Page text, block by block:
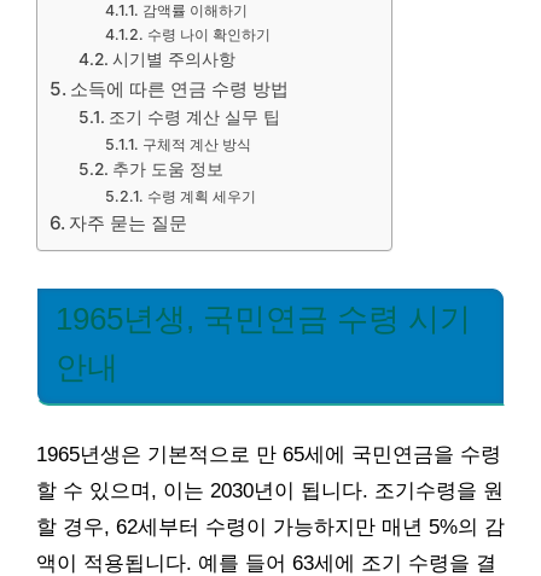
감액률 이해하기
수령 나이 확인하기
시기별 주의사항
소득에 따른 연금 수령 방법
조기 수령 계산 실무 팁
구체적 계산 방식
추가 도움 정보
수령 계획 세우기
자주 묻는 질문
1965년생, 국민연금 수령 시기
안내
1965년생은 기본적으로 만 65세에 국민연금을 수령
할 수 있으며, 이는 2030년이 됩니다. 조기수령을 원
할 경우, 62세부터 수령이 가능하지만 매년 5%의 감
액이 적용됩니다. 예를 들어 63세에 조기 수령을 결